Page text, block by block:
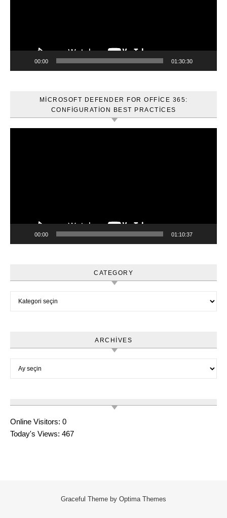
00:00 01:30:30
MICROSOFT DEFENDER FOR OFFICE 365:
CONFIGURATION BEST PRACTICES
00:00 01:10:37
CATEGORY
ARCHIVES
Online Visitors: 0
Today's Views: 467
Graceful Theme by Optima Themes